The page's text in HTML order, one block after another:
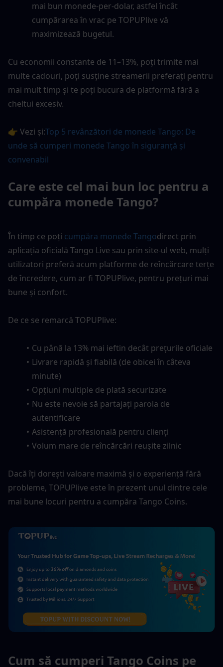
mai bun monede-per-dolar, astfel încât
cumpărarea în vrac pe TOPUPlive vă
maximizează bugetul.
Cu economii constante de 11–13%, poți trimite mai
multe cadouri, poți susține streamerii preferați pentru
mai mult timp și te poți bucura de platformă fără a
cheltui excesiv.
👉 Vezi și:Top 5 revânzători de monede Tango: De
unde să cumperi monede Tango în siguranță și
convenabil
Care este cel mai bun loc pentru a
cumpăra monede Tango?
În timp ce poți cumpăra monede Tangodirect prin
aplicația oficială Tango Live sau prin site-ul web, mulți
utilizatori preferă acum platforme de reîncărcare terțe
de încredere, cum ar fi TOPUPlive, pentru prețuri mai
bune și confort.
De ce se remarcă TOPUPlive:
Cu până la 13% mai ieftin decât prețurile oficiale
Livrare rapidă și fiabilă (de obicei în câteva
minute)
Opțiuni multiple de plată securizate
Nu este nevoie să partajați parola de
autentificare
Asistență profesională pentru clienți
Volum mare de reîncărcări reușite zilnic
Dacă îți dorești valoare maximă și o experiență fără
probleme, TOPUPlive este în prezent unul dintre cele
mai bune locuri pentru a cumpăra Tango Coins.
Cum să cumperi Tango Coins pe